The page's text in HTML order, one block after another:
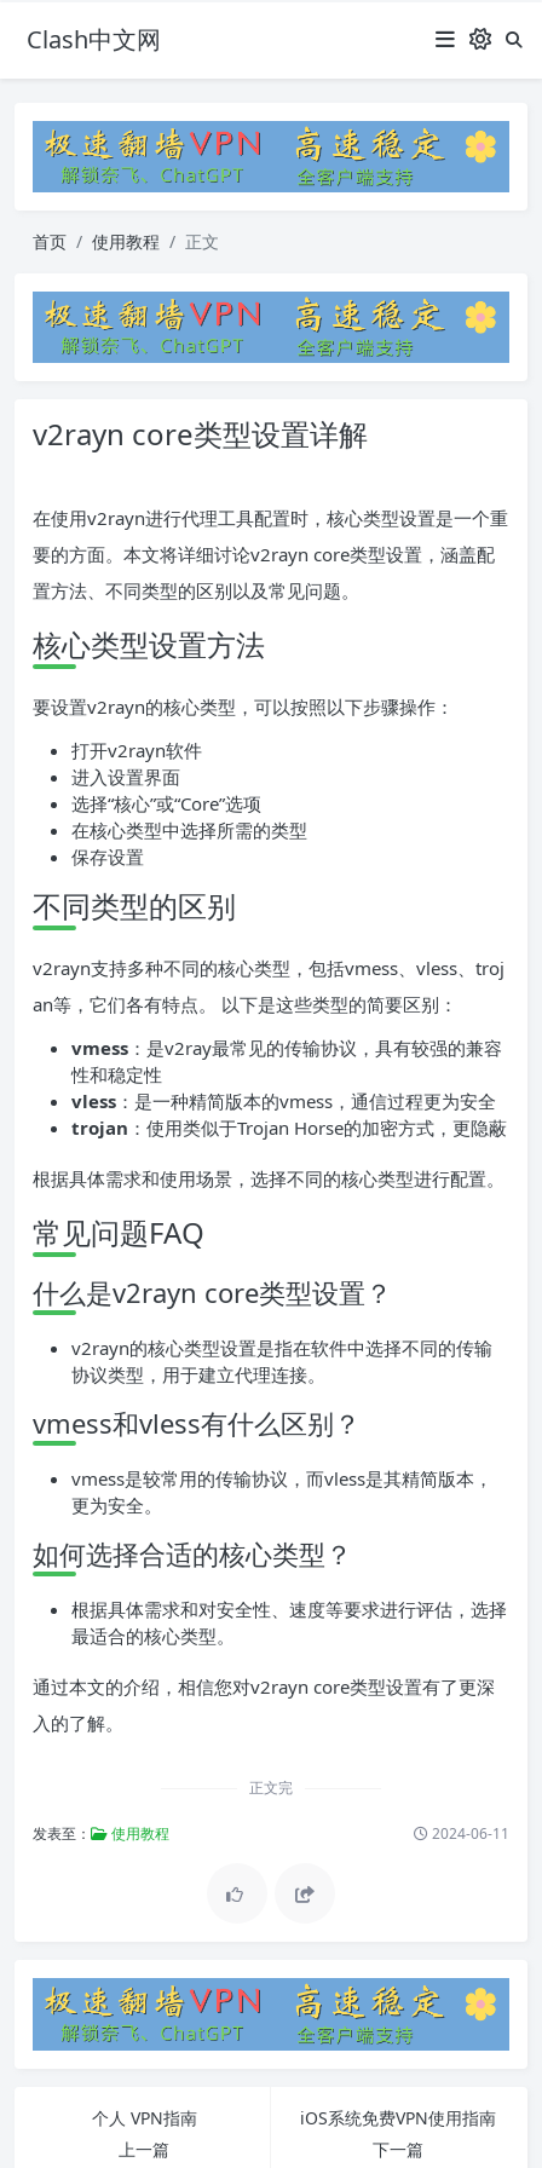
Clash中文网
首页 使用教程 正文
v2rayn core类型设置详解
在使用v2rayn进行代理工具配置时，核心类型设置是一个重
要的方面。本文将详细讨论v2rayn core类型设置，涵盖配
置方法、不同类型的区别以及常见问题。
核心类型设置方法
要设置v2rayn的核心类型，可以按照以下步骤操作：
打开v2rayn软件
进入设置界面
选择“核心”或“Core”选项
在核心类型中选择所需的类型
保存设置
不同类型的区别
v2rayn支持多种不同的核心类型，包括vmess、vless、troj
an等，它们各有特点。 以下是这些类型的简要区别：
vmess ：是v2ray最常见的传输协议，具有较强的兼容
性和稳定性
vless ：是一种精简版本的vmess，通信过程更为安全
trojan ：使用类似于Trojan Horse的加密方式，更隐蔽
根据具体需求和使用场景，选择不同的核心类型进行配置。
常见问题FAQ
什么是v2rayn core类型设置？
v2rayn的核心类型设置是指在软件中选择不同的传输
协议类型，用于建立代理连接。
vmess和vless有什么区别？
vmess是较常用的传输协议，而vless是其精简版本，
更为安全。
如何选择合适的核心类型？
根据具体需求和对安全性、速度等要求进行评估，选择
最适合的核心类型。
通过本文的介绍，相信您对v2rayn core类型设置有了更深
入的了解。
正文完
发表至： 使用教程 2024-06-11
个人 VPN指南
上一篇
iOS系统免费VPN使用指南
下一篇